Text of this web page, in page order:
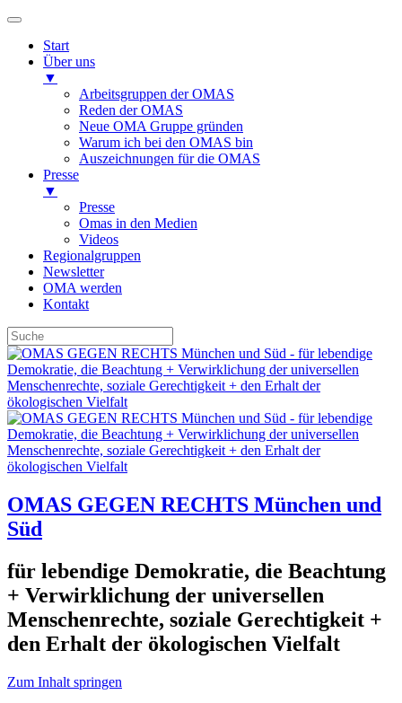
Start
Über uns
▼
Arbeitsgruppen der OMAS
Reden der OMAS
Neue OMA Gruppe gründen
Warum ich bei den OMAS bin
Auszeichnungen für die OMAS
Presse
▼
Presse
Omas in den Medien
Videos
Regionalgruppen
Newsletter
OMA werden
Kontakt
OMAS GEGEN RECHTS München und
Süd
für lebendige Demokratie, die Beachtung
+ Verwirklichung der universellen
Menschenrechte, soziale Gerechtigkeit +
den Erhalt der ökologischen Vielfalt
Zum Inhalt springen